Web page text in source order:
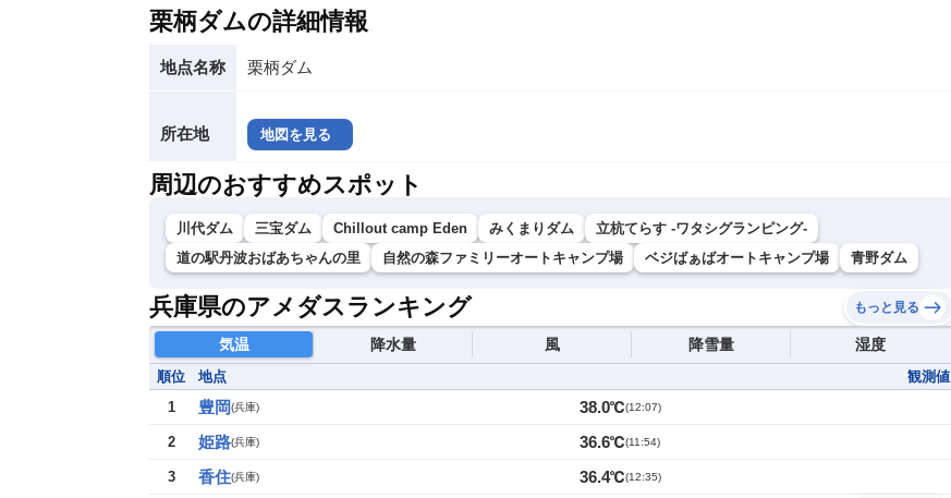
栗柄ダムの詳細情報
地点名称 栗柄ダム
所在地 地図を見る
周辺のおすすめスポット
川代ダム 三宝ダム Chillout camp Eden みくまりダム
立杭てらす -ワタシグランピング-
道の駅丹波おばあちゃんの里
自然の森ファミリーオートキャンプ場 ベジばぁばオートキャンプ場 青野ダム
兵庫県のアメダスランキング もっと見る
気温 降水量 風 降雪量 湿度
順位 地点
観測値
1
豊岡(兵庫) 38.0℃(12:07)
2 姫路(兵庫) 36.6℃(11:54)
3 香住(兵庫) 36.4℃(12:35)